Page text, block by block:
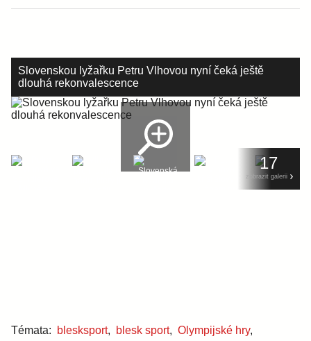
Slovenskou lyžařku Petru Vlhovou nyní čeká ještě
dlouhá rekonvalescence
17
zobrazit galerii
Témata: blesksport, blesk sport, Olympijské hry,